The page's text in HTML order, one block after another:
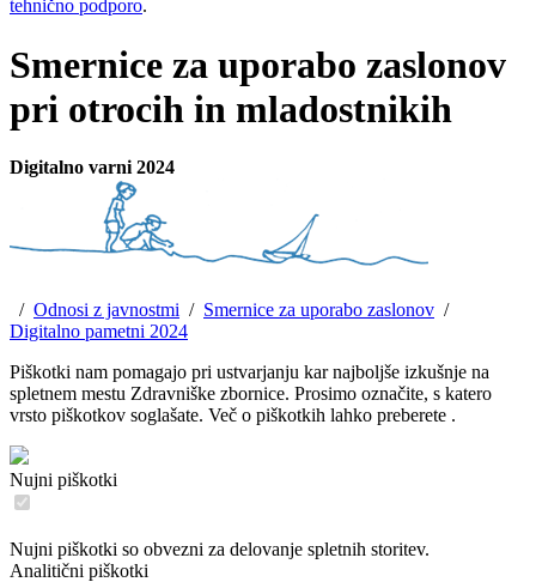
tehnično podporo.
Smernice za uporabo zaslonov
pri otrocih in mladostnikih
Digitalno varni 2024
/ Odnosi z javnostmi / Smernice za uporabo zaslonov /
Digitalno pametni 2024
Piškotki nam pomagajo pri ustvarjanju kar najboljše izkušnje na
spletnem mestu Zdravniške zbornice. Prosimo označite, s katero
vrsto piškotkov soglašate. Več o piškotkih lahko preberete .
Nujni piškotki
Nujni piškotki so obvezni za delovanje spletnih storitev.
Analitični piškotki